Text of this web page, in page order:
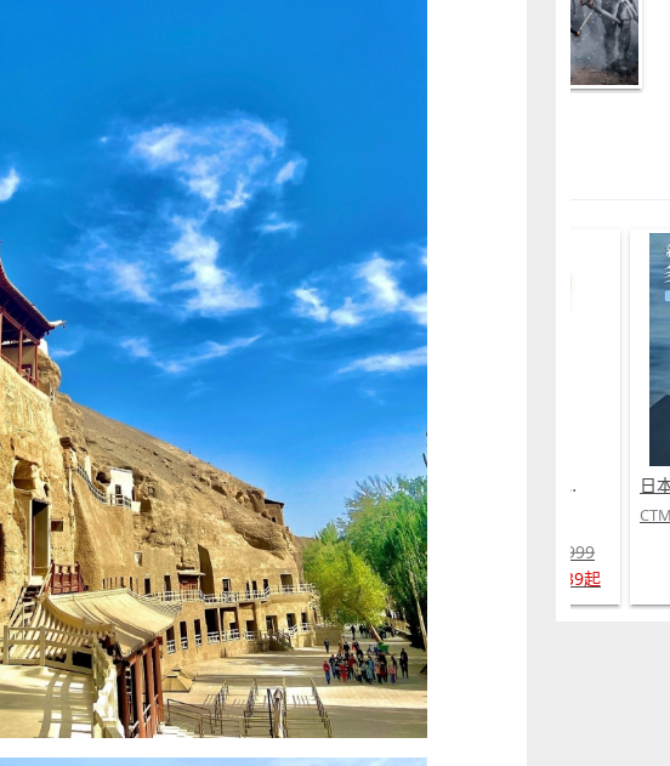
日本Yohome 迷你專業級現磨鮮萃奶泡3合1半自動家庭意式咖啡機 (需訂貨)
CTM
$999
$739起
日本 DEAR.MIN 雲感多重軟芯柔托緩壓Peace柔眠枕 (需訂貨)
CTM
$369
$349起
CTM